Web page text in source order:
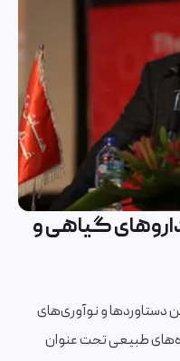
گیاهی و
دستاوردها و نوآوری‌های
طبیعی تحت عنوان